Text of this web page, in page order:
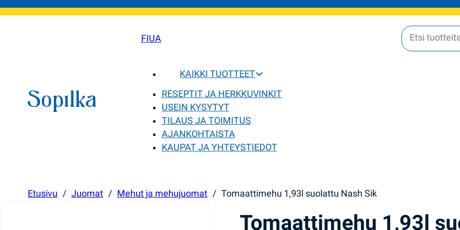
FIUA
KAIKKI TUOTTEET
RESEPTIT JA HERKKUVINKIT
USEIN KYSYTYT
TILAUS JA TOIMITUS
AJANKOHTAISTA
KAUPAT JA YHTEYSTIEDOT
Etusivu / Juomat / Mehut ja mehujuomat / Tomaattimehu 1,93l suolattu Nash Sik
Tomaattimehu 1,93l